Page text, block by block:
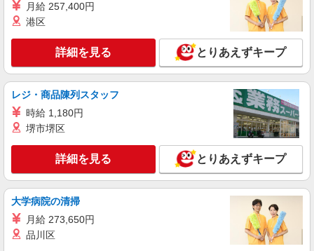
アルバイト パート
すき家 福山多治米店
すき家の店舗スタッフ（接客・調理・清掃な
ど）
時給1,400円
広島県福山市多治米町5-28-13
詳細を見る
パート
未経験OK！ピザハットピザメイクスタッフ
時給1,100円以上 平日 時給1,100円以上 土日・
広島県福山市神辺町十九軒屋2-1
月給 257,400円
港区
詳細を見る とりあえずキープ
レジ・商品陳列スタッフ
時給 1,180円
堺市堺区
詳細を見る とりあえずキープ
大学病院の清掃
月給 273,650円
品川区